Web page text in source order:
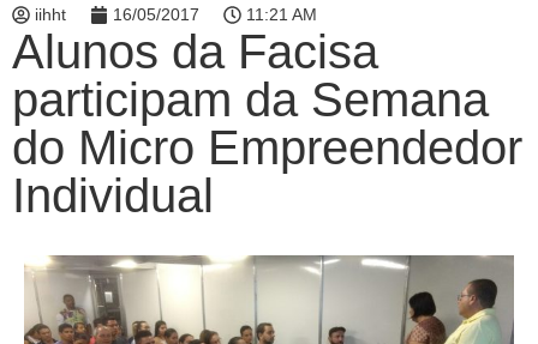
iihht 16/05/2017 11:21 AM
Alunos da Facisa
participam da Semana
do Micro Empreendedor
Individual